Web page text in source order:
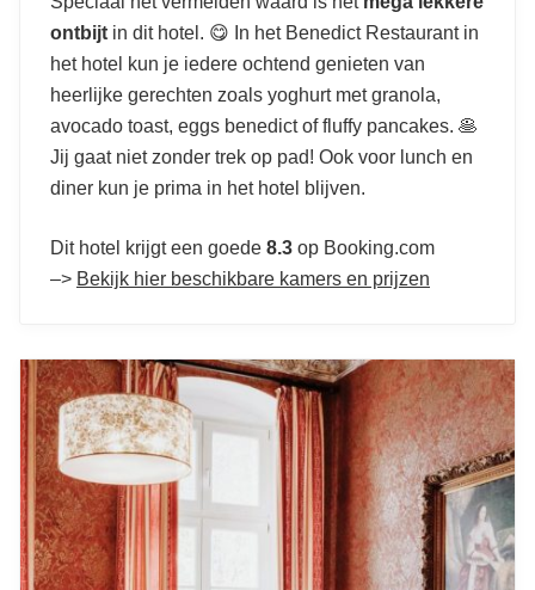
ontbijt in dit hotel. 😋 In het Benedict Restaurant in
het hotel kun je iedere ochtend genieten van
heerlijke gerechten zoals yoghurt met granola,
avocado toast, eggs benedict of fluffy pancakes. 🥞
Jij gaat niet zonder trek op pad! Ook voor lunch en
diner kun je prima in het hotel blijven.
Dit hotel krijgt een goede 8.3 op Booking.com
–> Bekijk hier beschikbare kamers en prijzen